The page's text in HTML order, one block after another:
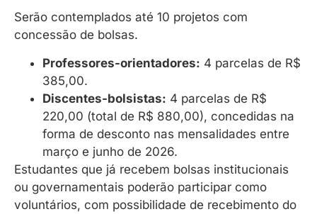
Serão contemplados até 10 projetos com
concessão de bolsas.
Professores-orientadores: 4 parcelas de R$
385,00.
Discentes-bolsistas: 4 parcelas de R$
220,00 (total de R$ 880,00), concedidas na
forma de desconto nas mensalidades entre
março e junho de 2026.
Estudantes que já recebem bolsas institucionais
ou governamentais poderão participar como
voluntários, com possibilidade de recebimento do